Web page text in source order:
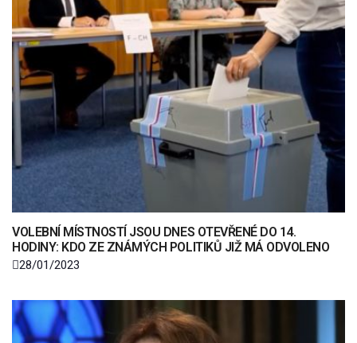
VOLEBNÍ MÍSTNOSTÍ JSOU DNES OTEVŘENÉ DO 14.
HODINY: KDO ZE ZNÁMÝCH POLITIKŮ JIŽ MÁ ODVOLENO
28/01/2023